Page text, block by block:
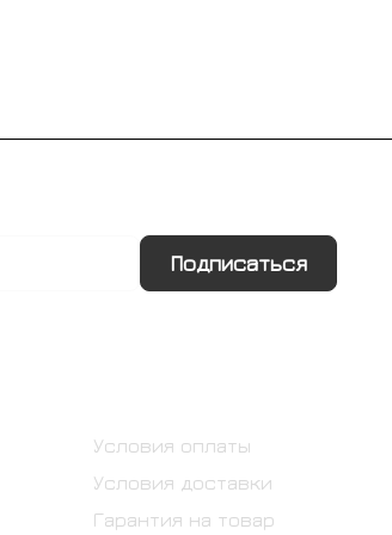
Подписаться
Условия оплаты
Условия доставки
Гарантия на товар